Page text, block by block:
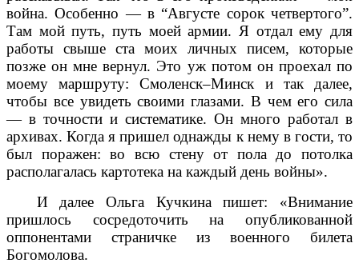
война. Особенно — в “Августе сорок четвертого”.
Там мой путь, путь моей армии. Я отдал ему для
работы свыше ста моих личных писем, которые
позже он мне вернул. Это уж потом он проехал по
моему маршруту: Смоленск–Минск и так далее,
чтобы все увидеть своими глазами. В чем его сила
— в точности и систематике. Он много работал в
архивах. Когда я пришел однажды к нему в гости, то
был поражен: во всю стену от пола до потолка
располагалась картотека на каждый день войны».
И далее Ольга Кучкина пишет: «Внимание
пришлось сосредоточить на опубликованной
оппонентами страничке из военного билета
Богомолова.